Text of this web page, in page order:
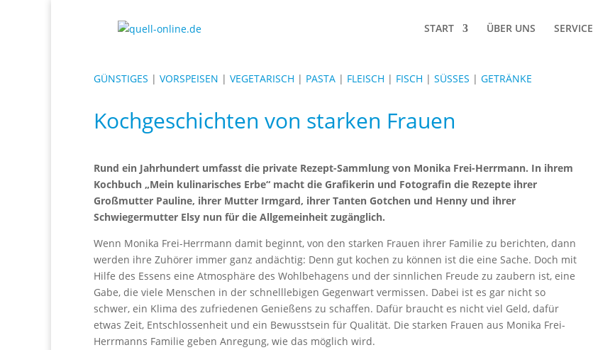
START ÜBER UNS SERVICE
GÜNSTIGES | VORSPEISEN | VEGETARISCH | PASTA | FLEISCH | FISCH | SÜSSES | GETRÄNKE
Kochgeschichten von starken Frauen
Rund ein Jahrhundert umfasst die private Rezept-Sammlung von Monika Frei-Herrmann. In ihrem
Kochbuch „Mein kulinarisches Erbe“ macht die Grafikerin und Fotografin die Rezepte ihrer
Großmutter Pauline, ihrer Mutter Irmgard, ihrer Tanten Gotchen und Henny und ihrer
Schwiegermutter Elsy nun für die Allgemeinheit zugänglich.
Wenn Monika Frei-Herrmann damit beginnt, von den starken Frauen ihrer Familie zu berichten, dann
werden ihre Zuhörer immer ganz andächtig: Denn gut kochen zu können ist die eine Sache. Doch mit
Hilfe des Essens eine Atmosphäre des Wohlbehagens und der sinnlichen Freude zu zaubern ist, eine
Gabe, die viele Menschen in der schnelllebigen Gegenwart vermissen. Dabei ist es gar nicht so
schwer, ein Klima des zufriedenen Genießens zu schaffen. Dafür braucht es nicht viel Geld, dafür
etwas Zeit, Entschlossenheit und ein Bewusstsein für Qualität. Die starken Frauen aus Monika Frei-
Herrmanns Familie geben Anregung, wie das möglich wird.